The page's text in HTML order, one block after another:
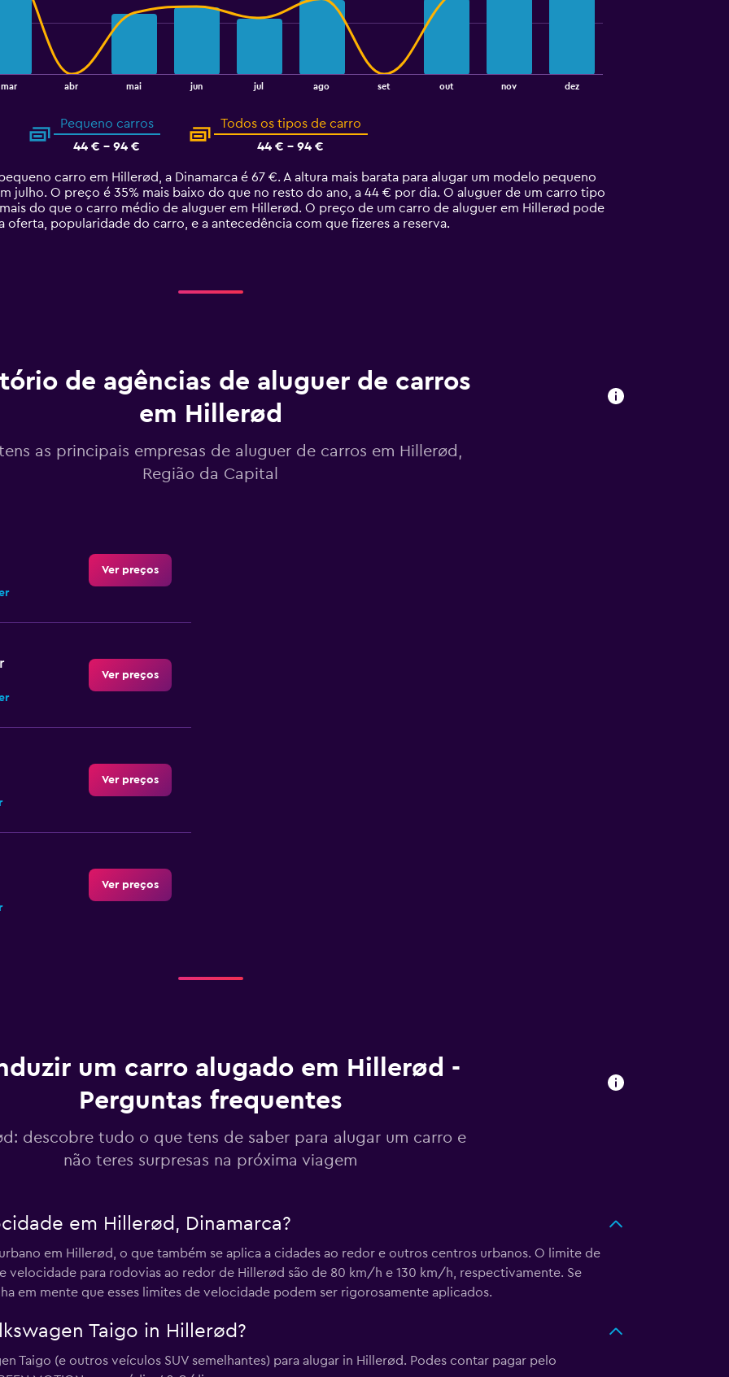
mar abr mai jun jul ago set out nov dez
Pequeno carros
44 € - 94 €
Todos os tipos de carro
44 € - 94 €
carro em Hillerød, a Dinamarca é 67 €. A altura mais barata para alugar um modelo pequeno
julho. O preço é 35% mais baixo do que no resto do ano, a 44 € por dia. O aluguer de um carro tipo
do que o carro médio de aluguer em Hillerød. O preço de um carro de aluguer em Hillerød pode
oferta, popularidade do carro, e a antecedência com que fizeres a reserva.
de agências de aluguer de carros
em Hillerød
as principais empresas de aluguer de carros em Hillerød,
Região da Capital
Ver preços
Ver preços
Ver preços
Ver preços
Ver preços
um carro alugado em Hillerød -
Perguntas frequentes
descobre tudo o que tens de saber para alugar um carro e
não teres surpresas na próxima viagem
em Hillerød, Dinamarca?
em Hillerød, o que também se aplica a cidades ao redor e outros centros urbanos. O limite de
velocidade para rodovias ao redor de Hillerød são de 80 km/h e 130 km/h, respectivamente. Se
em mente que esses limites de velocidade podem ser rigorosamente aplicados.
Taigo in Hillerød?
Taigo (e outros veículos SUV semelhantes) para alugar in Hillerød. Podes contar pagar pelo